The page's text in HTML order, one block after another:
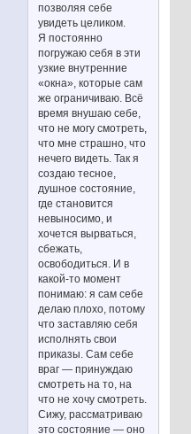
позволяя себе
увидеть целиком.
Я постоянно
погружаю себя в эти
узкие внутренние
«окна», которые сам
же ограничиваю. Всё
время внушаю себе,
что не могу смотреть,
что мне страшно, что
нечего видеть. Так я
создаю тесное,
душное состояние,
где становится
невыносимо, и
хочется вырваться,
сбежать,
освободиться. И в
какой-то момент
понимаю: я сам себе
делаю плохо, потому
что заставляю себя
исполнять свои
приказы. Сам себе
враг — принуждаю
смотреть на то, на
что не хочу смотреть.
Сижу, рассматриваю
это состояние — оно